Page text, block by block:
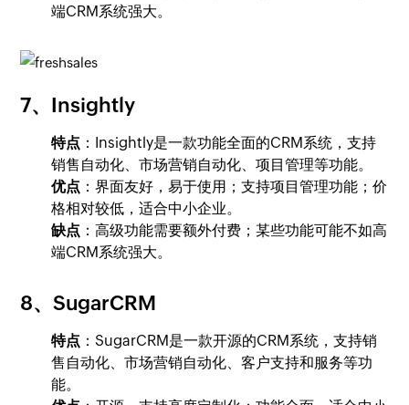
端CRM系统强大。
7、Insightly
特点 ：Insightly是一款功能全面的CRM系统，支持
销售自动化、市场营销自动化、项目管理等功能。
优点 ：界面友好，易于使用；支持项目管理功能；价
格相对较低，适合中小企业。
缺点 ：高级功能需要额外付费；某些功能可能不如高
端CRM系统强大。
8、SugarCRM
特点 ：SugarCRM是一款开源的CRM系统，支持销
售自动化、市场营销自动化、客户支持和服务等功
能。